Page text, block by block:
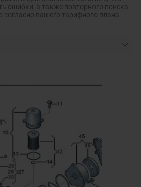
ошибки, а также повторного поиска.
вашего тарифного плана.